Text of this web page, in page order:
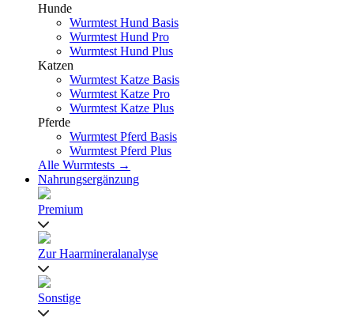
Hunde
Wurmtest Hund Basis
Wurmtest Hund Pro
Wurmtest Hund Plus
Katzen
Wurmtest Katze Basis
Wurmtest Katze Pro
Wurmtest Katze Plus
Pferde
Wurmtest Pferd Basis
Wurmtest Pferd Plus
Alle Wurmtests →
Nahrungsergänzung
Premium
Zur Haarmineralanalyse
Sonstige